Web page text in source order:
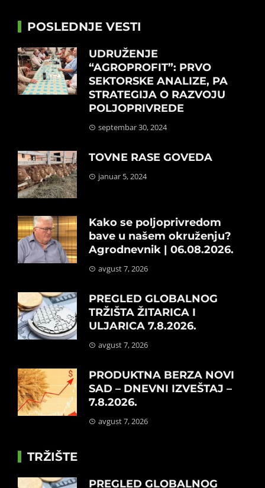
POSLEDNJE VESTI
UDRUŽENJE
“AGROPROFIT”: PRVO
SEKTORSKE ANALIZE, PA
STRATEGIJA O RAZVOJU
POLJOPRIVREDE
septembar 30, 2024
TOVNE RASE GOVEDA
januar 5, 2024
Kako se poljoprivredom
bave u našem okruženju?
Agrodnevnik | 06.08.2026.
avgust 7, 2026
PREGLED GLOBALNOG
TRŽIŠTA ŽITARICA I
ULJARICA 7.8.2026.
avgust 7, 2026
PRODUKTNA BERZA NOVI
SAD – DNEVNI IZVEŠTAJ –
7.8.2026.
avgust 7, 2026
TRŽIŠTE
PREGLED GLOBALNOG